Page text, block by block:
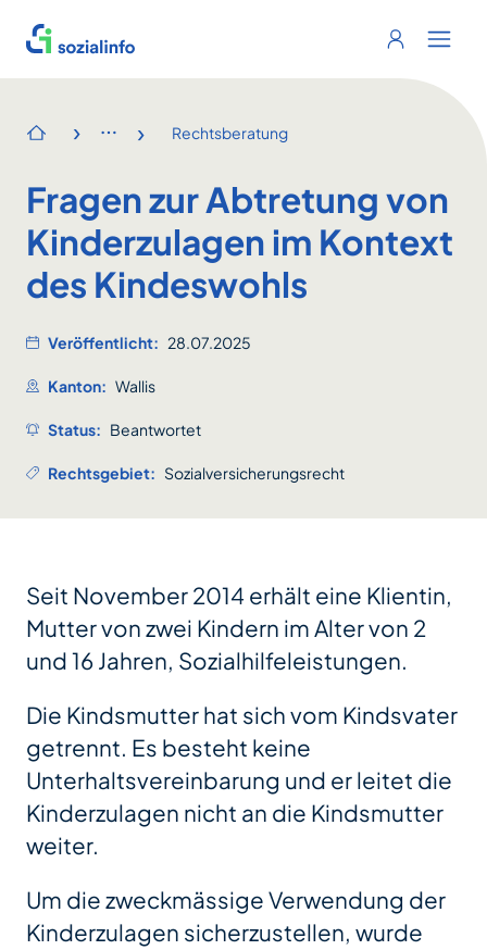
Sozialinfo
Login
Startseite
› › Rechtsberatung
Fragen zur Abtretung von
Kinderzulagen im Kontext
des Kindeswohls
Veröffentlicht: 28.07.2025
Kanton: Wallis
Status: Beantwortet
Rechtsgebiet: Sozialversicherungsrecht
Seit November 2014 erhält eine Klientin,
Mutter von zwei Kindern im Alter von 2
und 16 Jahren, Sozialhilfeleistungen.
Die Kindsmutter hat sich vom Kindsvater
getrennt. Es besteht keine
Unterhaltsvereinbarung und er leitet die
Kinderzulagen nicht an die Kindsmutter
weiter.
Um die zweckmässige Verwendung der
Kinderzulagen sicherzustellen, wurde